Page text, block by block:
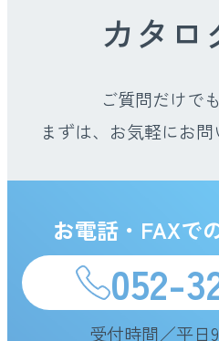
カタロ
ご質問だけで
まずは、お気軽にお問
お電話・FAXで
052-
受付時間／平日